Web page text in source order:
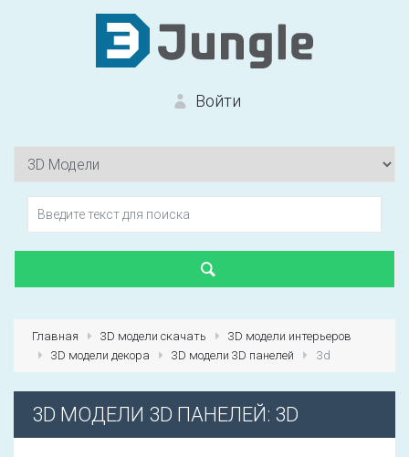
Войти
Первый раз?
Главная 3D модели скачать
3D модели интерьеров
3D модели декора
3D модели 3D панелей 3d
3D МОДЕЛИ 3D ПАНЕЛЕЙ: 3D